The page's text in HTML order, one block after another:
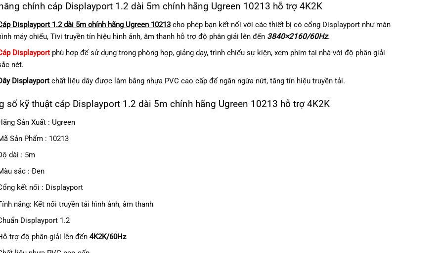
chính cáp Displayport 1.2 dài 5m chính hãng Ugreen 10213 hỗ trợ 4K2K
Displayport 1.2 dài 5m chính hãng Ugreen 10213cho phép bạn kết nối với các thiết bị có cổng Displayport như màn
máy chiếu, Tivi truyền tín hiệu hình ảnh, âm thanh hỗ trợ độ phân giải lên đến 3840×2160/60Hz.
Displayport phù hợp để sử dụng trong phòng họp, giảng dạy, trình chiếu sự kiện, xem phim tại nhà với độ phân giải
nét.
Displayport chất liệu dây được làm bằng nhựa PVC cao cấp để ngăn ngừa nứt, tăng tín hiệu truyền tải.
số kỹ thuật cáp Displayport 1.2 dài 5m chính hãng Ugreen 10213 hỗ trợ 4K2K
Sản Xuất : Ugreen
Sản Phẩm : 10213
dài : 5m
sắc : Đen
kết nối : Displayport
năng: Kết nối truyền tải hình ảnh, âm thanh
Displayport 1.2
trợ độ phân giải lên đến 4K2K/60Hz